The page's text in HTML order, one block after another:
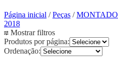
Página inicial /Peças /
2018
Mostrar filtros
Produtos por página:
Ordenação: